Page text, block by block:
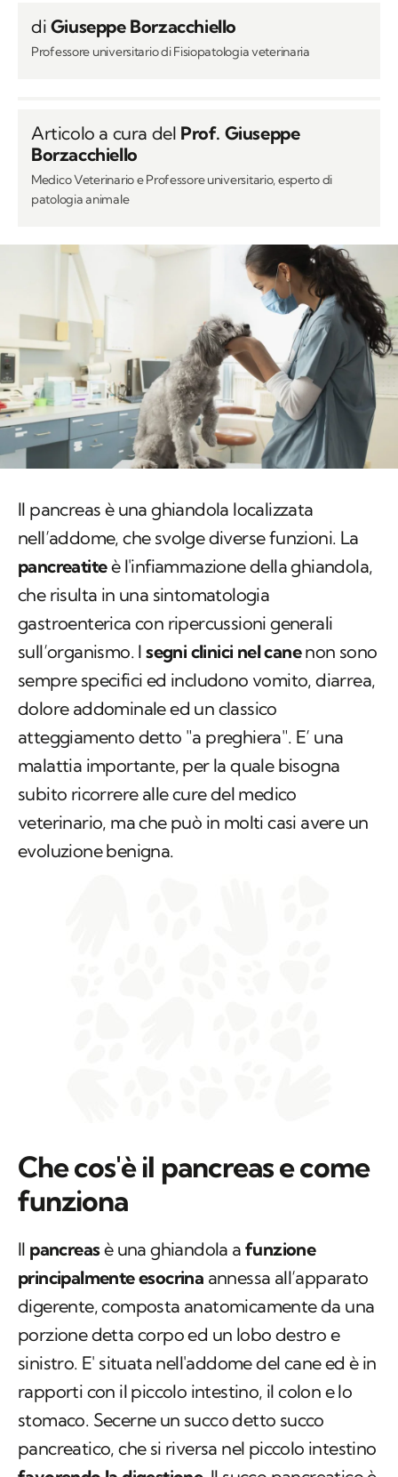
di Giuseppe Borzacchiello
Professore universitario di Fisiopatologia veterinaria
Articolo a cura del Prof. Giuseppe
Borzacchiello
Medico Veterinario e Professore universitario, esperto di
patologia animale
Il pancreas è una ghiandola localizzata
nell’addome, che svolge diverse funzioni. La
pancreatiteè l'infiammazione della ghiandola,
che risulta in una sintomatologia
gastroenterica con ripercussioni generali
sull’organismo. Isegni clinici nel canenon sono
sempre specifici ed includono vomito, diarrea,
dolore addominale ed un classico
atteggiamento detto "a preghiera". E’ una
malattia importante, per la quale bisogna
subito ricorrere alle cure del medico
veterinario, ma che può in molti casi avere un
evoluzione benigna.
Che cos'è il pancreas e come
funziona
Il pancreasè una ghiandola afunzione
principalmente esocrina annessa all’apparato
digerente, composta anatomicamente da una
porzione detta corpo ed un lobo destro e
sinistro. E' situata nell'addome del cane ed è in
rapporti con il piccolo intestino, il colon e lo
stomaco. Secerne un succo detto succo
pancreatico, che si riversa nel piccolo intestino